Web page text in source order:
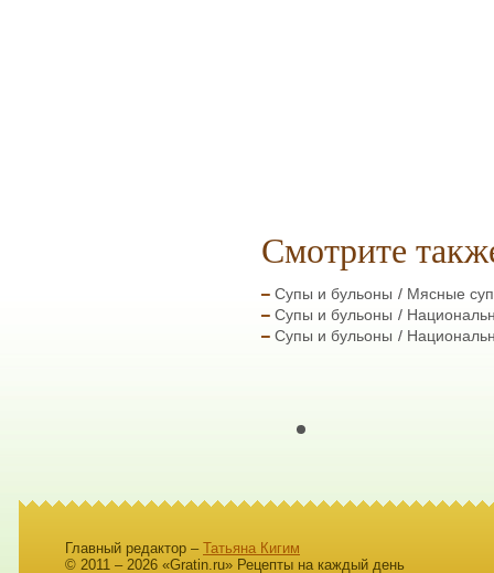
Смотрите
Супы и бульоны
Мясные
Супы и бульоны
Супы и бульоны
Главный редактор – Татьяна Кигим
© 2011 – 2026 «Gratin.ru» Рецепты на каждый день